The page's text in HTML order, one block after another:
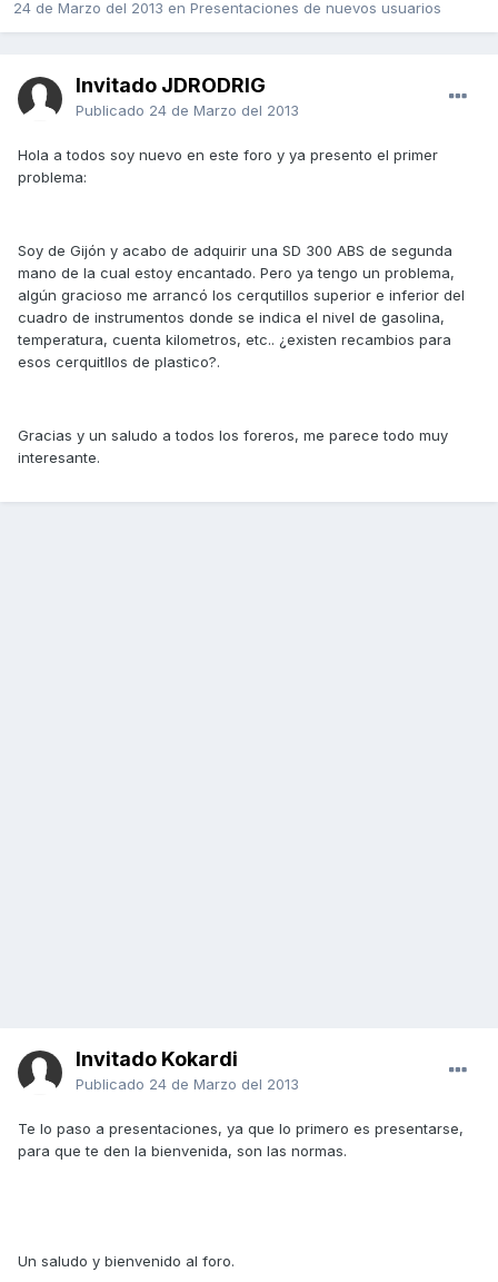
24 de Marzo del 2013 en Presentaciones de nuevos usuarios
Invitado JDRODRIG
Publicado 24 de Marzo del 2013
Hola a todos soy nuevo en este foro y ya presento el primer
problema:
Soy de Gijón y acabo de adquirir una SD 300 ABS de segunda
mano de la cual estoy encantado. Pero ya tengo un problema,
algún gracioso me arrancó los cerqutillos superior e inferior del
cuadro de instrumentos donde se indica el nivel de gasolina,
temperatura, cuenta kilometros, etc.. ¿existen recambios para
esos cerquitllos de plastico?.
Gracias y un saludo a todos los foreros, me parece todo muy
interesante.
Invitado Kokardi
Publicado 24 de Marzo del 2013
Te lo paso a presentaciones, ya que lo primero es presentarse,
para que te den la bienvenida, son las normas.
Un saludo y bienvenido al foro.